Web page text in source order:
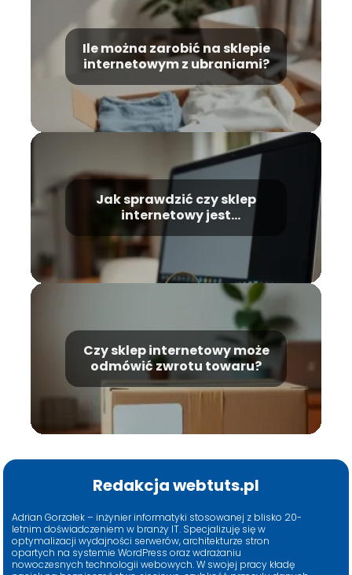
Ile można zarobić na sklepie
internetowym z ubraniami?
Jak sprawdzić czy sklep
internetowy jest
wiarygodny?
Czy sklep internetowy może
odmówić zwrotu towaru?
Redakcja webtuts.pl
Adrian Gorzałek – inżynier informatyki stosowanej z blisko 20-
letnim doświadczeniem w branży IT. Specjalizuję się w
optymalizacji wydajności serwerów, architekturze stron
opartych na systemie WordPress oraz wdrażaniu
nowoczesnych technologii webowych. W swojej pracy kładę